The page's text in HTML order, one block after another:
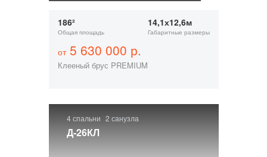
186²
Общая площадь
14,1х12,6м
Габаритные размеры
от5 630 000 р.
Клееный брус PREMIUM
4 спальни 2 санузла
Д-26КЛ